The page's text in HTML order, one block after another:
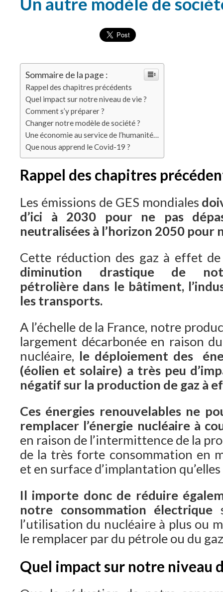
Sommaire de la page :
Rappel des chapitres précédents
Quel impact sur notre niveau de vie ?
Comment s’y préparer ?
Changer notre modèle de société ?
Une économie au service de l’humanité…
Que nous apprend le Covid-19 ?
Rappel des chapitres
Les émissions de GES mondiales
d’ici à 2030 pour ne pas
neutralisées à l’horizon 2050 pour
Cette réduction des gaz à effet de
diminution drastique de
pétrolière dans le bâtiment,
les transports.
A l’échelle de la France, notre
largement décarbonée en raison
nucléaire, le déploiement des
(éolien et solaire) a très peu
négatif sur la production de gaz à
Ces énergies renouvelables ne
remplacer l’énergie nucléaire à
en raison de l’intermittence de la
de la très forte consommation en
et en surface d’implantation
Il importe donc de réduire
notre consommation électrique
l’utilisation du nucléaire à plus ou
le remplacer par du pétrole ou du
Quel impact sur notre niveau